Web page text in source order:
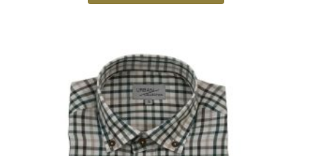
múltiples
variantes.
Las
opciones
se